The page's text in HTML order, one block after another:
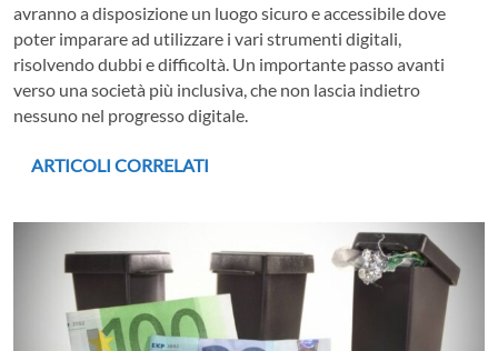
avranno a disposizione un luogo sicuro e accessibile dove
poter imparare ad utilizzare i vari strumenti digitali,
risolvendo dubbi e difficoltà. Un importante passo avanti
verso una società più inclusiva, che non lascia indietro
nessuno nel progresso digitale.
ARTICOLI CORRELATI